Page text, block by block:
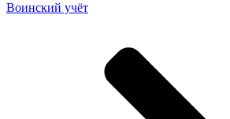
Воинский учёт